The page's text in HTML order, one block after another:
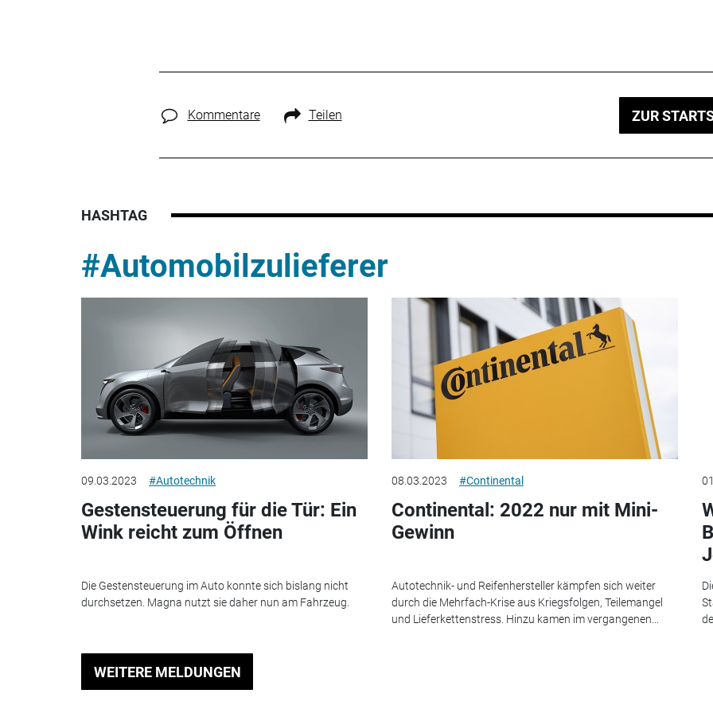
Kommentare Teilen ZUR
HASHTAG
#Automobilzulieferer
09.03.2023 #Autotechnik
Gestensteuerung für die Tür: Ein
Wink reicht zum Öffnen
Die Gestensteuerung im Auto konnte sich bislang nicht
durchsetzen. Magna nutzt sie daher nun am Fahrzeug.
08.03.2023 #Continental
Continental: 2022 nur mit Mini-
Gewinn
Autotechnik- und Reifenhersteller kämpfen sich weiter
durch die Mehrfach-Krise aus Kriegsfolgen, Teilemangel
und Lieferkettenstress. Hinzu kamen im vergangenen...
WEITERE MELDUNGEN